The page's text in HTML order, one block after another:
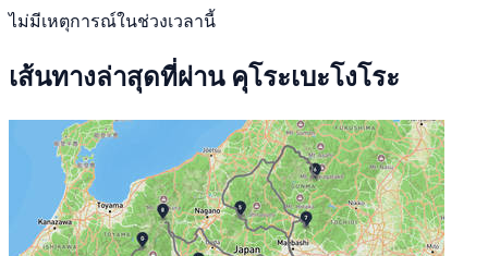
ไม่มีเหตุการณ์ในช่วงเวลานี้
เส้นทางล่าสุดที่ผ่าน คุโระเบะโงโระ